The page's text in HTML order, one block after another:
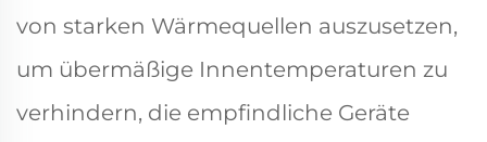
von starken Wärmequellen auszusetzen,
um übermäßige Innentemperaturen zu
verhindern, die empfindliche Geräte